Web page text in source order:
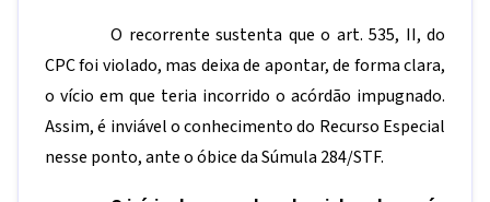
O recorrente sustenta que o art. 535, II, do
CPC foi violado, mas deixa de apontar, de forma clara,
o vício em que teria incorrido o acórdão impugnado.
Assim, é inviável o conhecimento do Recurso Especial
nesse ponto, ante o óbice da Súmula 284/STF.